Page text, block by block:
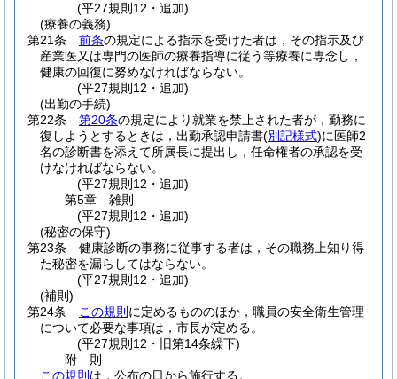
(平27規則12・追加)
(療養の義務)
第21条
前条の規定による指示を受けた者は，その指示及び
産業医又は専門の医師の療養指導に従う等療養に専念し，
健康の回復に努めなければならない。
(平27規則12・追加)
(出勤の手続)
第22条
第20条の規定により就業を禁止された者が，勤務に
復しようとするときは，出勤承認申請書(別記様式)に医師2
名の診断書を添えて所属長に提出し，任命権者の承認を受
けなければならない。
(平27規則12・追加)
第5章
雑則
(平27規則12・追加)
(秘密の保守)
第23条
健康診断の事務に従事する者は，その職務上知り得
た秘密を漏らしてはならない。
(平27規則12・追加)
(補則)
第24条
この規則 に定めるもののほか，職員の安全衛生管理
について必要な事項は，市長が定める。
(平27規則12・旧第14条繰下)
附 則
この規則 は，公布の日から施行する。